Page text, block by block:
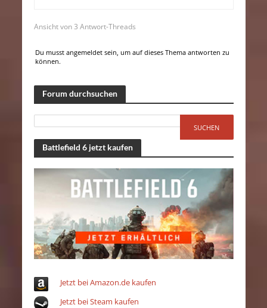
Ansicht von 3 Antwort-Threads
Du musst angemeldet sein, um auf dieses Thema antworten zu
können.
Forum durchsuchen
Battlefield 6 jetzt kaufen
Jetzt bei Amazon.de kaufen
Jetzt bei Steam kaufen